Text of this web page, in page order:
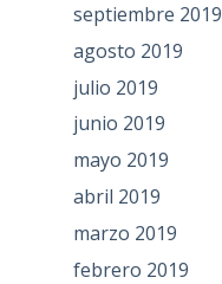
septiembre 2019
agosto 2019
julio 2019
junio 2019
mayo 2019
abril 2019
marzo 2019
febrero 2019